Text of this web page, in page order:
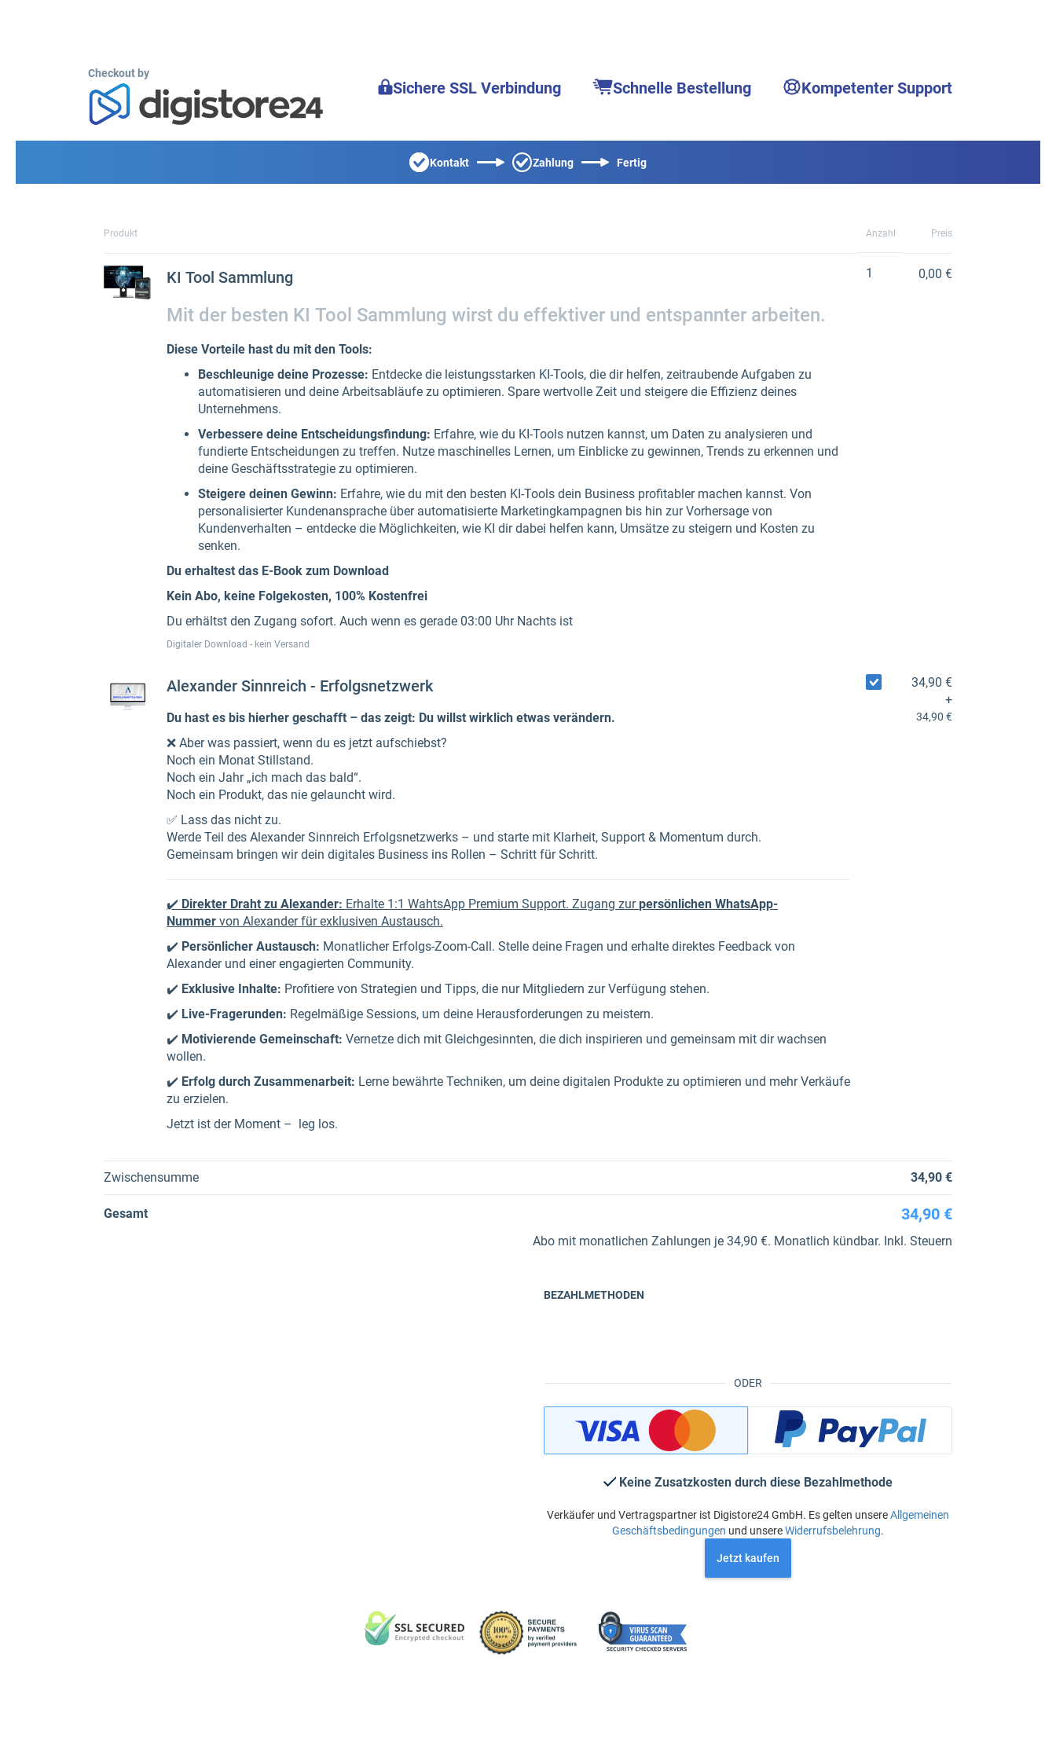
Checkout by
Sichere SSL Verbindung Schnelle Bestellung Kompetenter Support
Kontakt Zahlung Fertig
Produkt Anzahl Preis
KI Tool Sammlung
Mit der besten KI Tool Sammlung wirst du effektiver und entspannter arbeiten.
Diese Vorteile hast du mit den Tools:
Beschleunige deine Prozesse: Entdecke die leistungsstarken KI-Tools, die dir helfen, zeitraubende Aufgaben zu
automatisieren und deine Arbeitsabläufe zu optimieren. Spare wertvolle Zeit und steigere die Effizienz deines
Unternehmens.
Verbessere deine Entscheidungsfindung: Erfahre, wie du KI-Tools nutzen kannst, um Daten zu analysieren und
fundierte Entscheidungen zu treffen. Nutze maschinelles Lernen, um Einblicke zu gewinnen, Trends zu erkennen und
deine Geschäftsstrategie zu optimieren.
Steigere deinen Gewinn: Erfahre, wie du mit den besten KI-Tools dein Business profitabler machen kannst. Von
personalisierter Kundenansprache über automatisierte Marketingkampagnen bis hin zur Vorhersage von
Kundenverhalten – entdecke die Möglichkeiten, wie KI dir dabei helfen kann, Umsätze zu steigern und Kosten zu
senken.
Du erhaltest das E-Book zum Download
Kein Abo, keine Folgekosten, 100% Kostenfrei
Du erhältst den Zugang sofort. Auch wenn es gerade 03:00 Uhr Nachts ist
Digitaler Download - kein Versand
1 0,00 €
Alexander Sinnreich - Erfolgsnetzwerk
Du hast es bis hierher geschafft – das zeigt: Du willst wirklich etwas verändern.
❌ Aber was passiert, wenn du es jetzt aufschiebst?
Noch ein Monat Stillstand.
Noch ein Jahr „ich mach das bald“.
Noch ein Produkt, das nie gelauncht wird.
✅ Lass das nicht zu.
Werde Teil des Alexander Sinnreich Erfolgsnetzwerks – und starte mit Klarheit, Support & Momentum durch.
Gemeinsam bringen wir dein digitales Business ins Rollen – Schritt für Schritt.
✔️ Direkter Draht zu Alexander: Erhalte 1:1 WahtsApp Premium Support. Zugang zurpersönlichen WhatsApp-
Nummer von Alexander für exklusiven Austausch.
✔️ Persönlicher Austausch: Monatlicher Erfolgs-Zoom-Call. Stelle deine Fragen und erhalte direktes Feedback von
Alexander und einer engagierten Community.
✔️ Exklusive Inhalte: Profitiere von Strategien und Tipps, die nur Mitgliedern zur Verfügung stehen.
✔️ Live-Fragerunden: Regelmäßige Sessions, um deine Herausforderungen zu meistern.
✔️ Motivierende Gemeinschaft: Vernetze dich mit Gleichgesinnten, die dich inspirieren und gemeinsam mit dir wachsen
wollen.
✔️ Erfolg durch Zusammenarbeit: Lerne bewährte Techniken, um deine digitalen Produkte zu optimieren und mehr Verkäufe
zu erzielen.
Jetzt ist der Moment – leg los.
34,90 €
+
34,90 €
Zwischensumme 34,90 €
Gesamt 34,90 €
Abo mit monatlichen Zahlungen je 34,90 €. Monatlich kündbar. Inkl. Steuern
ODER
BEZAHLMETHODEN
Keine Zusatzkosten durch diese Bezahlmethode
Verkäufer und Vertragspartner ist Digistore24 GmbH. Es gelten unsereAllgemeinen
Geschäftsbedingungen und unsereWiderrufsbelehrung.
Jetzt kaufen